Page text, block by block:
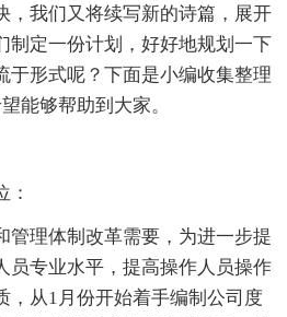
，我们又将续写新的诗篇，展开
制定一份计划，好好地规划一下
于形式呢？下面是小编收集整理
能够帮助到大家。
：
管理体制改革需要，为进一步提
员专业水平，提高操作人员操作
，从1月份开始着手编制公司度